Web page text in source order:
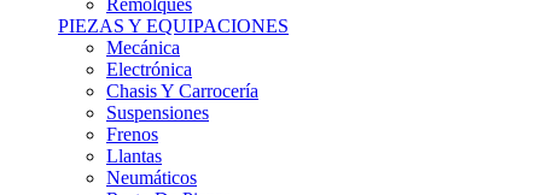
Remolques
PIEZAS Y EQUIPACIONES
Mecánica
Electrónica
Chasis Y Carrocería
Suspensiones
Frenos
Llantas
Neumáticos